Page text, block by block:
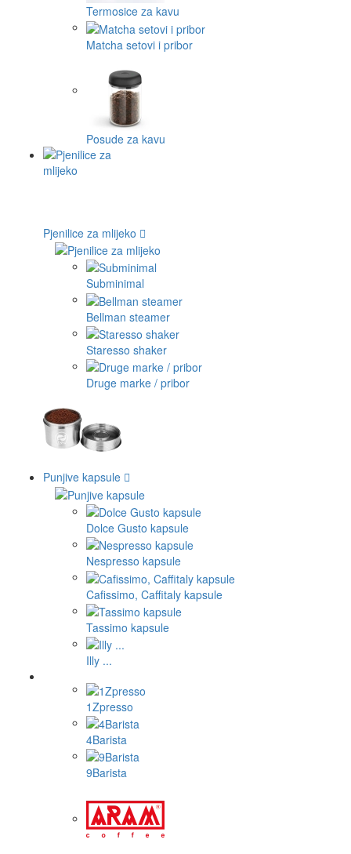
Termosice za kavu
Matcha setovi i pribor
Posude za kavu
Pjenilice za mlijeko
Subminimal
Bellman steamer
Staresso shaker
Druge marke / pribor
Punjive kapsule
Dolce Gusto kapsule
Nespresso kapsule
Cafissimo, Caffitaly kapsule
Tassimo kapsule
Illy ...
1Zpresso
4Barista
9Barista